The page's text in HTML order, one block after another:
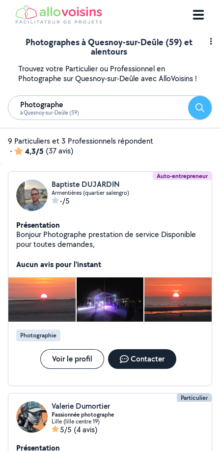
Photographes à Quesnoy-sur-Deûle (59) et
alentours
Trouvez votre Particulier ou Professionnel en
Photographe sur Quesnoy-sur-Deûle avec AlloVoisins !
Photographe
à Quesnoy-sur-Deûle (59)
9 Particuliers et 3 Professionnels répondent
-
4,3/5 (37 avis)
Auto-entrepreneur
Baptiste DUJARDIN
Armentières (quartier salengro)
-/5
Présentation
Bonjour Photographe prestation de service Disponible
pour toutes demandes,
Aucun avis pour l'instant
Photographie
Voir le profil Contacter
Particulier
Valerie Dumortier
Passionnée photographe
Lille (lille centre 19)
5/5 (4 avis)
Présentation